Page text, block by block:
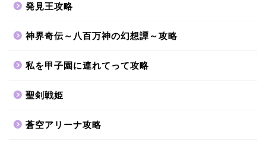
発見王攻略
神界奇伝～八百万神の幻想譚～攻略
私を甲子園に連れてって攻略
聖剣戦姫
蒼空アリーナ攻略